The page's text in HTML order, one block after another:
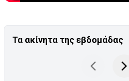
Τα ακίνητα της εβδομάδας